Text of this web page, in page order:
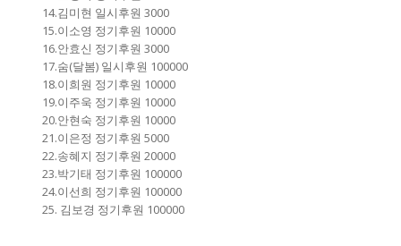
14.김미현 일시후원 3000
15.이소영 정기후원 10000
16.안효신 정기후원 3000
17.숨(달봄) 일시후원 100000
18.이희원 정기후원 10000
19.이주욱 정기후원 10000
20.안현숙 정기후원 10000
21.이은정 정기후원 5000
22.송혜지 정기후원 20000
23.박기태 정기후원 100000
24.이선희 정기후원 100000
25. 김보경 정기후원 100000